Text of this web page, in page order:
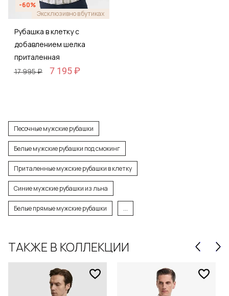
-60%
Эксклюзивно в бутиках
Рубашка в клетку с
добавлением шелка
приталенная
17 995 ₽
7 195 ₽
Песочные мужские рубашки
Белые мужские рубашки под смокинг
Приталенные мужские рубашки в клетку
Синие мужские рубашки из льна
Белые прямые мужские рубашки ...
ТАКЖЕ В КОЛЛЕКЦИИ